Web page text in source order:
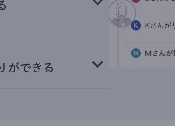
ができる